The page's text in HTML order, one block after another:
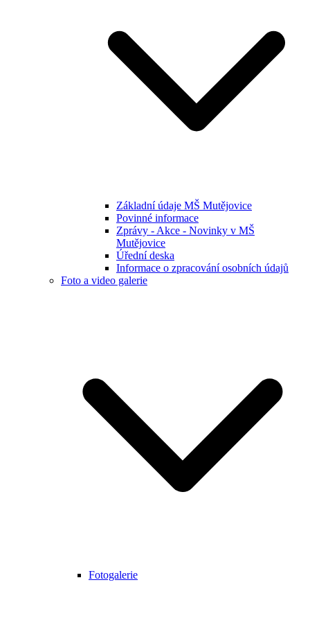
Základní údaje MŠ Mutějovice
Povinné informace
Zprávy - Akce - Novinky v MŠ
Mutějovice
Úřední deska
Informace o zpracování osobních údajů
Foto a video galerie
Fotogalerie